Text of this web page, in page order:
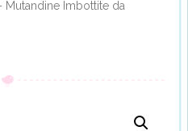
Mutandine Imbottite da